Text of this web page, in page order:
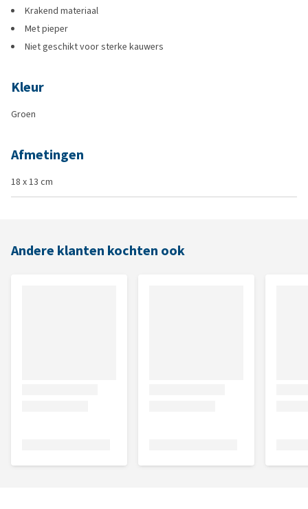
Krakend materiaal
Met pieper
Niet geschikt voor sterke kauwers
Kleur
Groen
Afmetingen
18 x 13 cm
Andere klanten kochten ook